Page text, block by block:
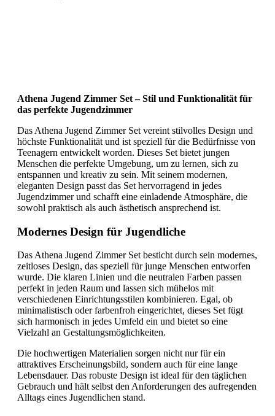
Athena Jugend Zimmer Set – Stil und Funktionalität für
das perfekte Jugendzimmer
Das Athena Jugend Zimmer Set vereint stilvolles Design und
höchste Funktionalität und ist speziell für die Bedürfnisse von
Teenagern entwickelt worden. Dieses Set bietet jungen
Menschen die perfekte Umgebung, um zu lernen, sich zu
entspannen und kreativ zu sein. Mit seinem modernen,
eleganten Design passt das Set hervorragend in jedes
Jugendzimmer und schafft eine einladende Atmosphäre, die
sowohl praktisch als auch ästhetisch ansprechend ist.
Modernes Design für Jugendliche
Das Athena Jugend Zimmer Set besticht durch sein modernes,
zeitloses Design, das speziell für junge Menschen entworfen
wurde. Die klaren Linien und die neutralen Farben passen
perfekt in jeden Raum und lassen sich mühelos mit
verschiedenen Einrichtungsstilen kombinieren. Egal, ob
minimalistisch oder farbenfroh eingerichtet, dieses Set fügt
sich harmonisch in jedes Umfeld ein und bietet so eine
Vielzahl an Gestaltungsmöglichkeiten.
Die hochwertigen Materialien sorgen nicht nur für ein
attraktives Erscheinungsbild, sondern auch für eine lange
Lebensdauer. Das robuste Design ist ideal für den täglichen
Gebrauch und hält selbst den Anforderungen des aufregenden
Alltags eines Jugendlichen stand.